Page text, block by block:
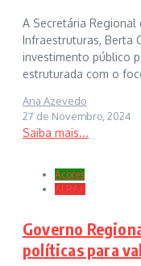
A Secretária Regional
Infraestruturas, Berta
investimento público
estruturada com o
Ana Azevedo
27 de Novembro, 2024
Saiba mais...
Açores
ALRAA
Governo
políticas para